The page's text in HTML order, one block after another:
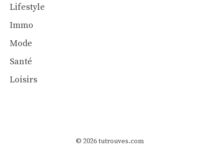
Lifestyle
Immo
Mode
Santé
Loisirs
© 2026 tutrouves.com